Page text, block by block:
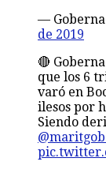
—
de 2019
🔴
que los 6
varó en
ilesos por
Siendo